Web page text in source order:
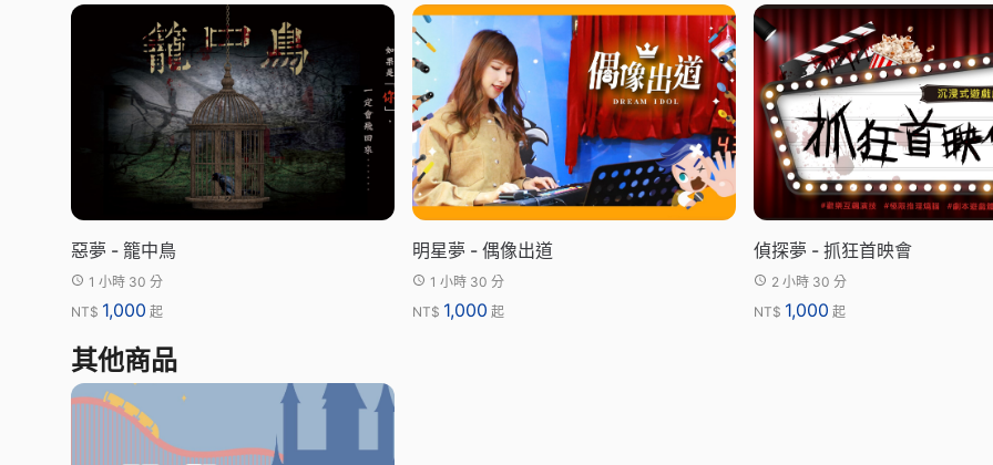
惡夢 - 籠中鳥
1 小時 30 分
NT$ 1,000 起
明星夢 - 偶像出道
1 小時 30 分
NT$ 1,000 起
偵探夢 - 抓狂首映會
2 小時 30 分
NT$ 1,000 起
其他商品